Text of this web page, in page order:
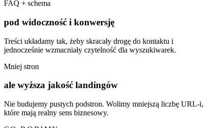
FAQ + schema
pod widoczność i konwersję
Treści układamy tak, żeby skracały drogę do kontaktu i
jednocześnie wzmacniały czytelność dla wyszukiwarek.
Mniej stron
ale wyższa jakość landingów
Nie budujemy pustych podstron. Wolimy mniejszą liczbę URL-i,
które mają realny sens biznesowy.